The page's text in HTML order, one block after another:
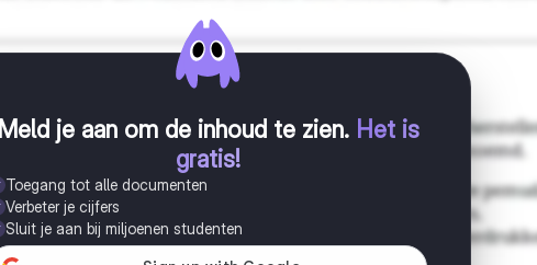
Meld je aan om de inhoud te zien. Het is
gratis!
Toegang tot alle documenten
Verbeter je cijfers
Sluit je aan bij miljoenen studenten